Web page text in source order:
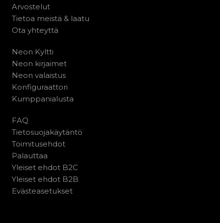
Arvostelut
Tietoa meistä & laatu
Ota yhteyttä
Neon Kyltti
Neon kirjaimet
Neon valaistus
Konfiguraattori
Kumppanialusta
FAQ
Tietosuojakäytäntö
Toimitusehdot
Palauttaa
Yleiset ehdot B2C
Yleiset ehdot B2B
Evästeasetukset